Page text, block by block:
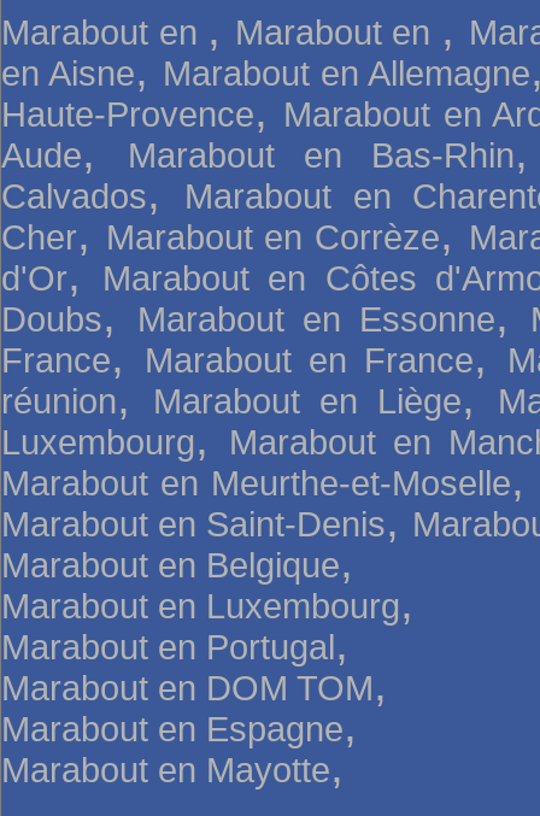
Marabout en , Marabout en ,
en Aisne, Marabout en Allemagne
Haute-Provence, Marabout en
Aude, Marabout en Bas-Rhin
Calvados,
Marabout en
Cher, Marabout en Corrèze,
d'Or,
Marabout en Côtes
Doubs, Marabout en Essonne,
France, Marabout en France,
réunion, Marabout en Liège,
Luxembourg,
Marabout en
Marabout en Meurthe-et-Moselle,
Marabout en Saint-Denis,
Marabout en Belgique,
Marabout en Luxembourg,
Marabout en Portugal,
Marabout en DOM TOM,
Marabout en Espagne,
Marabout en Mayotte,